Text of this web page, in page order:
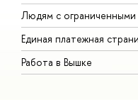
Людям с ограниченными
Единая платежная
Работа в Вышке